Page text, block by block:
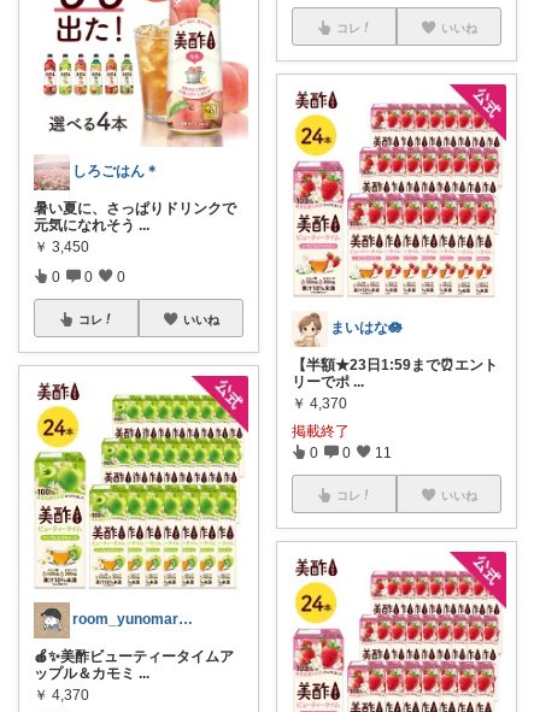
しろごはん＊
暑い夏に、さっぱりドリンクで
元気になれそう ...
￥ 3,450
0 0 0
コレ いいね
room_yunomarusan
🍎✨美酢ビューティータイムア
ップル＆カモミ ...
￥ 4,370
コレ いいね
まいはな🪷
【半額★23日1:59まで⏰エント
リーでポ ...
￥ 4,370
掲載終了
0 0 11
コレ いいね